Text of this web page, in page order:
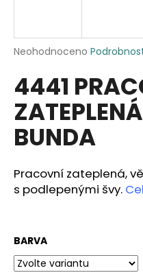
Průměrné
produktu
je
0,0
z
5
hvězdiček.
Neohodnoceno
4441
BUNDA
Pracovní zateplená,
s podlepenými švy.
BARVA
j
í
?
o
p
o